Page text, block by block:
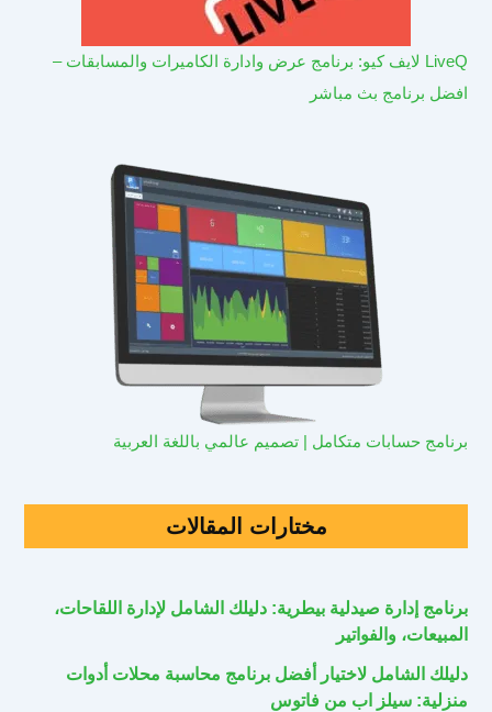
LiveQ لايف كيو: برنامج عرض وادارة الكاميرات والمسابقات –
افضل برنامج بث مباشر
برنامج حسابات متكامل | تصميم عالمي باللغة العربية
مختارات المقالات
برنامج إدارة صيدلية بيطرية: دليلك الشامل لإدارة اللقاحات،
المبيعات، والفواتير
دليلك الشامل لاختيار أفضل برنامج محاسبة محلات أدوات
منزلية: سيلز اب من فاتوس